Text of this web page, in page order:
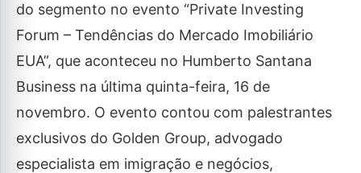
do segmento no evento “Private Investing
Forum – Tendências do Mercado Imobiliário
EUA”, que aconteceu no Humberto Santana
Business na última quinta-feira, 16 de
novembro. O evento contou com palestrantes
exclusivos do Golden Group, advogado
especialista em imigração e negócios,